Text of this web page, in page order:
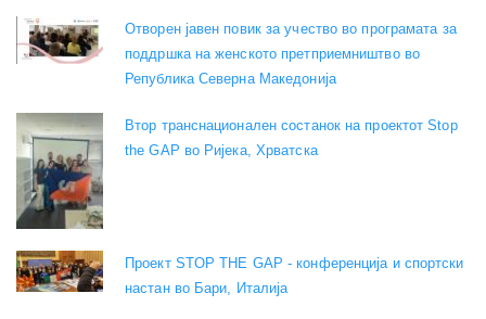
Отворен јавен повик за учество во програмата за
поддршка на женското претприемништво во
Република Северна Македонија
Втор транснационален состанок на проектот Stop
the GAP во Ријека, Хрватска
Проект STOP THE GAP - конференција и спортски
настан во Бари, Италија